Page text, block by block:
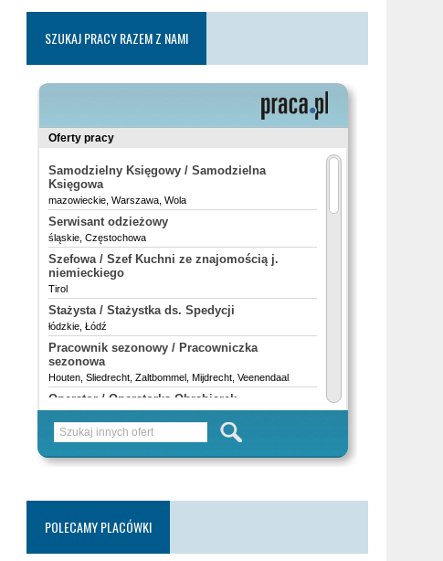
SZUKAJ PRACY RAZEM Z NAMI
POLECAMY PLACÓWKI